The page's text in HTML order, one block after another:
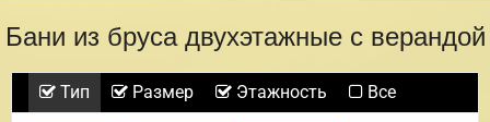
Бани из бруса двухэтажные с верандой
Тип Размер Этажность Все